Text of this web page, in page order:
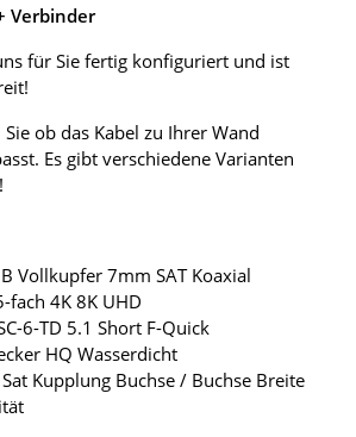
Verbinder
für Sie fertig konfiguriert und ist
ob das Kabel zu Ihrer Wand
Es gibt verschiedene Varianten
Vollkupfer 7mm SAT Koaxial
fach 4K 8K UHD
6-TD 5.1 Short F-Quick
HQ Wasserdicht
Kupplung Buchse / Buchse Breite